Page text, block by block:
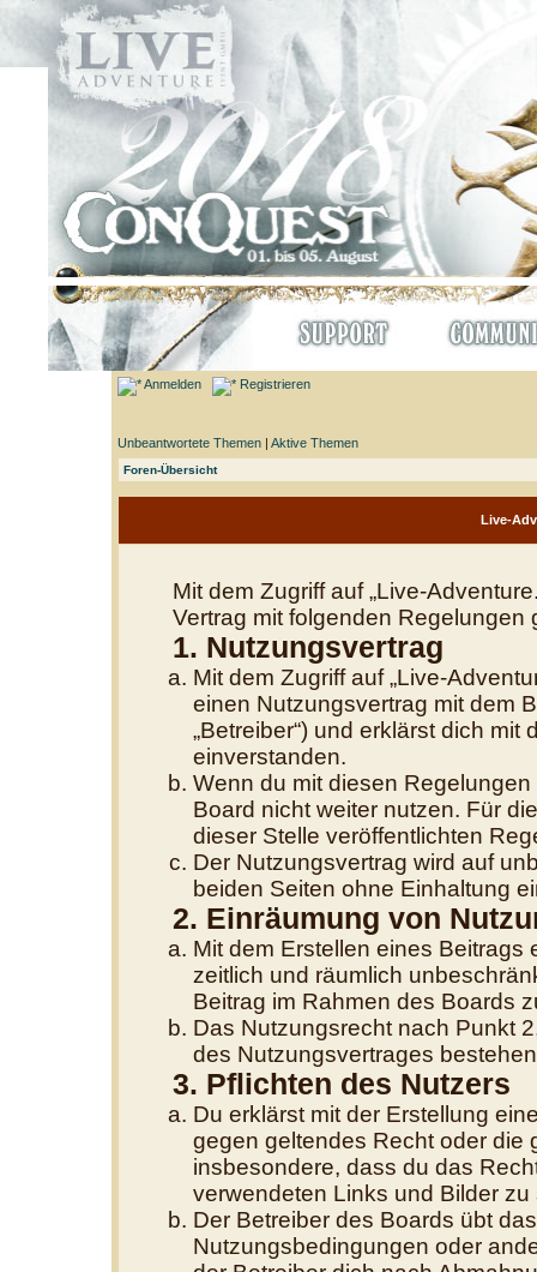
Anmelden Registrieren
Unbeantwortete Themen | Aktive Themen
Foren-Übersicht
Live-
Mit dem Zugriff auf „Live-
Vertrag mit folgenden Regelungen
1. Nutzungsvertrag
Mit dem Zugriff auf „Live-
einen Nutzungsvertrag mit dem
„Betreiber“) und erklärst dich
einverstanden.
Wenn du mit diesen
Board nicht weiter nutzen. Für
dieser Stelle veröffentlichten
Der Nutzungsvertrag wird auf
beiden Seiten ohne Einhaltung
2. Einräumung von
Mit dem Erstellen eines Beitrags
zeitlich und räumlich
Beitrag im Rahmen des Boards
Das Nutzungsrecht nach Punkt
des Nutzungsvertrages
3. Pflichten des Nutzers
Du erklärst mit der Erstellung
gegen geltendes Recht oder die
insbesondere, dass du das
verwendeten Links und Bilder
Der Betreiber des Boards übt
Nutzungsbedingungen oder